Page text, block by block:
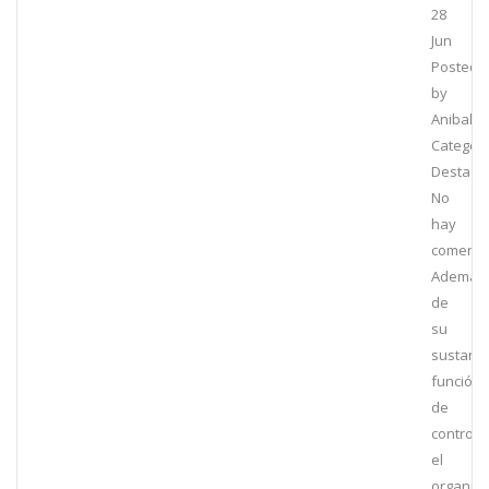
28
Jun
Posted
by
Anibal
No
hay
Además
de
su
función
de
control,
el